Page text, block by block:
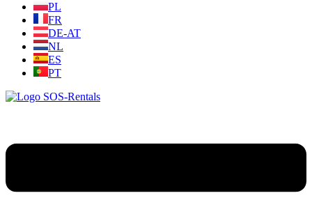
PL
FR
DE-AT
NL
ES
PT